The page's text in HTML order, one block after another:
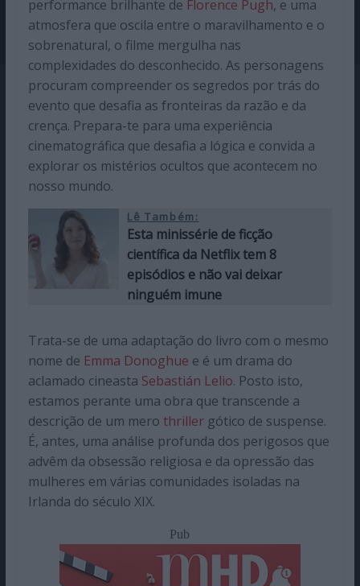
performance brilhante de Florence Pugh, e uma
atmosfera que oscila entre o maravilhamento e o
sobrenatural, o filme mergulha nas
complexidades do desconhecido. As personagens
procuram compreender os segredos por trás do
evento que desafia as fronteiras da razão e da
crença. Prepara-te para uma experiência
cinematográfica que desafia a lógica e convida a
explorar os mistérios ocultos que acontecem no
nosso mundo.
Lê Também:
Esta minissérie de ficção
científica da Netflix tem 8
episódios e não vai deixar
ninguém imune
Trata-se de uma adaptação do livro com o mesmo
nome de Emma Donoghue e é um drama do
aclamado cineasta Sebastián Lelio. Posto isto,
estamos perante uma obra que transcende a
descrição de um mero thrillergótico de suspense.
É, antes, uma análise profunda dos perigosos que
advêm da obsessão religiosa e da opressão das
mulheres em várias comunidades isoladas na
Irlanda do século XIX.
Pub